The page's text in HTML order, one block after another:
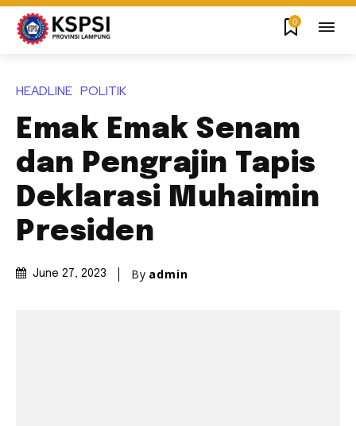
0
HEADLINE POLITIK
Emak Emak Senam
dan Pengrajin Tapis
Deklarasi Muhaimin
Presiden
June 27, 2023 By admin